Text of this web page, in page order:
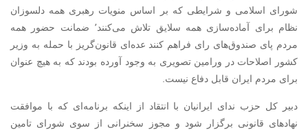
شورای اسلامی و شرایطی که بر اساس منویات رهبری همه دلسوزان
نظام برای آماده‌سازی همه سلایق تلاش می‌کنند٬ ضمانت حضور همه
مردم پای صندوق‌های رای فراهم کنند عده‌ای قانون‌گریز با حمله به وزیر
کشور اصلاحات در ورامین تصویری به وجود آورده بودند که به هیچ عنوان
برای مردم ایران قابل دفاع نیست.
دبیر کل حزب ندای ایرانیان با انتقاد از اینکه برنامه‌ای که با موافقت
نهادهای قانونی برگزار شود و مجوز سخنرانی از سوی شورای تامین